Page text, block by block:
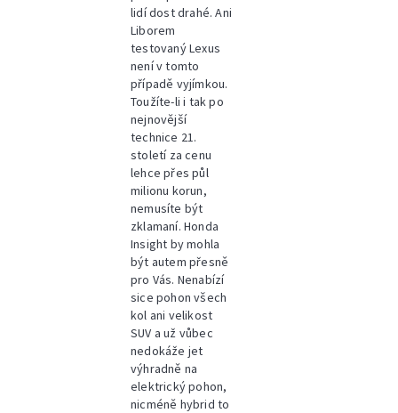
lidí dost drahé. Ani
Liborem
testovaný Lexus
není v tomto
případě vyjímkou.
Toužíte-li i tak po
nejnovější
technice 21.
století za cenu
lehce přes půl
milionu korun,
nemusíte být
zklamaní. Honda
Insight by mohla
být autem přesně
pro Vás. Nenabízí
sice pohon všech
kol ani velikost
SUV a už vůbec
nedokáže jet
výhradně na
elektrický pohon,
nicméně hybrid to